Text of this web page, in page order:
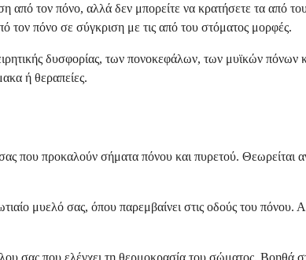
από τον πόνο, αλλά δεν μπορείτε να κρατήσετε τα από
τον πόνο σε σύγκριση με τις από του στόματος μορφές.
δυσφορίας, των πονοκεφάλων, των μυϊκών πόνων
ή θεραπείες.
που προκαλούν σήματα πόνου και πυρετού. Θεωρείται
μυελό σας, όπου παρεμβαίνει στις οδούς του
σας που ελέγχει τη θερμοκρασία του σώματος. Βοηθά